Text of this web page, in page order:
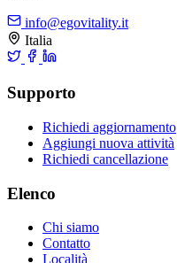
info@egovitality.it
Italia
Supporto
Richiedi aggiornamento
Aggiungi nuova attività
Richiedi cancellazione
Elenco
Chi siamo
Contatto
Località